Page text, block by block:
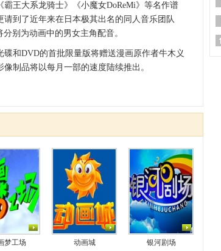
王大系龙骑士》《小魔女DoReMi》等名作谱
到了近年来在日本极其出名的同人音乐团队
别为动画中的男女主角配音。
和DVD的首批限量版将赠送漫画原作者牛木义
制品将以每月一部的速度陆续推出。
梦工场 动画城 银河剧场